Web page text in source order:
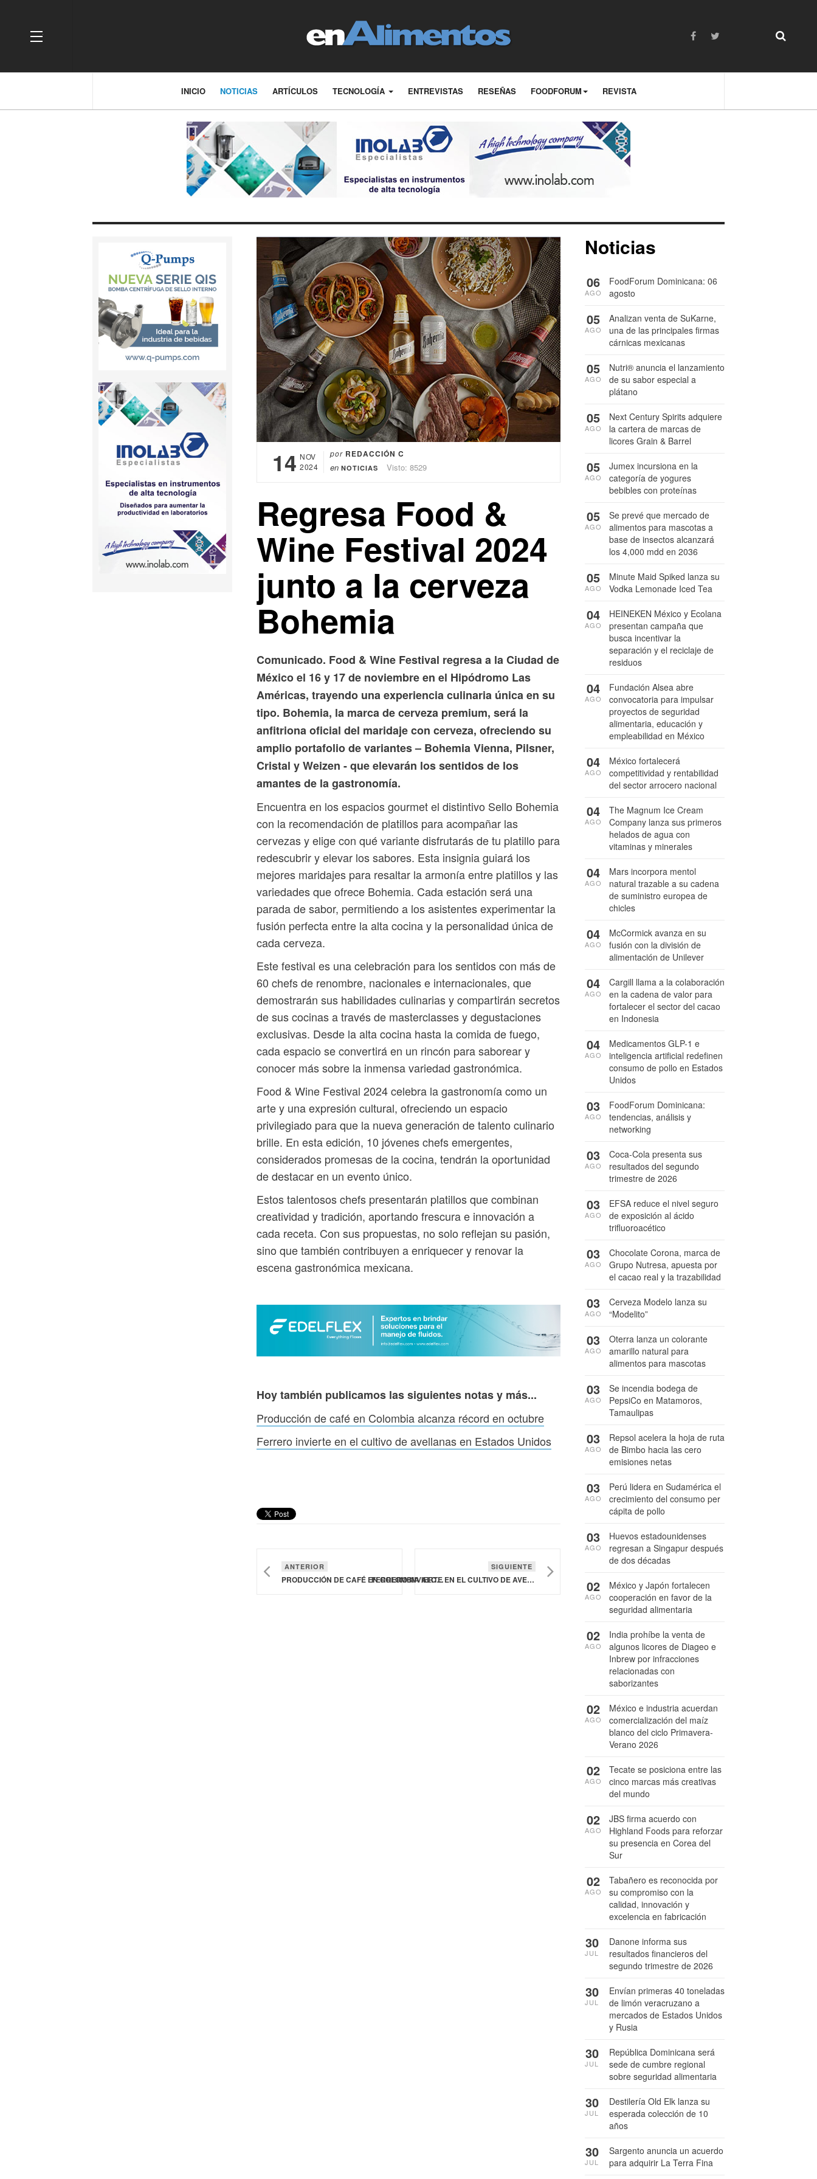
OFF CANVAS
INICIO NOTICIAS ARTÍCULOS TECNOLOGÍA ENTREVISTAS RESEÑAS FOODFORUM REVISTA
14 NOV
2024
por REDACCIÓN C
en NOTICIAS Visto: 8529
Regresa Food &
Wine Festival 2024
junto a la cerveza
Bohemia
Comunicado. Food & Wine Festival regresa a la Ciudad de
México el 16 y 17 de noviembre en el Hipódromo Las
Américas, trayendo una experiencia culinaria única en su
tipo. Bohemia, la marca de cerveza premium, será la
anfitriona oficial del maridaje con cerveza, ofreciendo su
amplio portafolio de variantes – Bohemia Vienna, Pilsner,
Cristal y Weizen - que elevarán los sentidos de los
amantes de la gastronomía.
Encuentra en los espacios gourmet el distintivo Sello Bohemia
con la recomendación de platillos para acompañar las
cervezas y elige con qué variante disfrutarás de tu platillo para
redescubrir y elevar los sabores. Esta insignia guiará los
mejores maridajes para resaltar la armonía entre platillos y las
variedades que ofrece Bohemia. Cada estación será una
parada de sabor, permitiendo a los asistentes experimentar la
fusión perfecta entre la alta cocina y la personalidad única de
cada cerveza.
Este festival es una celebración para los sentidos con más de
60 chefs de renombre, nacionales e internacionales, que
demostrarán sus habilidades culinarias y compartirán secretos
de sus cocinas a través de masterclasses y degustaciones
exclusivas. Desde la alta cocina hasta la comida de fuego,
cada espacio se convertirá en un rincón para saborear y
conocer más sobre la inmensa variedad gastronómica.
Food & Wine Festival 2024 celebra la gastronomía como un
arte y una expresión cultural, ofreciendo un espacio
privilegiado para que la nueva generación de talento culinario
brille. En esta edición, 10 jóvenes chefs emergentes,
considerados promesas de la cocina, tendrán la oportunidad
de destacar en un evento único.
Estos talentosos chefs presentarán platillos que combinan
creatividad y tradición, aportando frescura e innovación a
cada receta. Con sus propuestas, no solo reflejan su pasión,
sino que también contribuyen a enriquecer y renovar la
escena gastronómica mexicana.
Hoy también publicamos las siguientes notas y más...
Producción de café en Colombia alcanza récord en octubre
Ferrero invierte en el cultivo de avellanas en Estados Unidos
ANTERIOR
PRODUCCIÓN DE CAFÉ EN COLOMBIA ALCANZA RÉCORD EN OCTUBRE
SIGUIENTE
FERRERO INVIERTE EN EL CULTIVO DE AVELLANAS EN ESTADOS UNIDOS
Noticias
FoodForum Dominicana: 06
agosto
06
AGO
Analizan venta de SuKarne,
una de las principales firmas
cárnicas mexicanas
05
AGO
Nutri® anuncia el lanzamiento
de su sabor especial a
plátano
05
AGO
Next Century Spirits adquiere
la cartera de marcas de
licores Grain & Barrel
05
AGO
Jumex incursiona en la
categoría de yogures
bebibles con proteínas
05
AGO
Se prevé que mercado de
alimentos para mascotas a
base de insectos alcanzará
los 4,000 mdd en 2036
05
AGO
Minute Maid Spiked lanza su
Vodka Lemonade Iced Tea
05
AGO
HEINEKEN México y Ecolana
presentan campaña que
busca incentivar la
separación y el reciclaje de
residuos
04
AGO
Fundación Alsea abre
convocatoria para impulsar
proyectos de seguridad
alimentaria, educación y
empleabilidad en México
04
AGO
México fortalecerá
competitividad y rentabilidad
del sector arrocero nacional
04
AGO
The Magnum Ice Cream
Company lanza sus primeros
helados de agua con
vitaminas y minerales
04
AGO
Mars incorpora mentol
natural trazable a su cadena
de suministro europea de
chicles
04
AGO
McCormick avanza en su
fusión con la división de
alimentación de Unilever
04
AGO
Cargill llama a la colaboración
en la cadena de valor para
fortalecer el sector del cacao
en Indonesia
04
AGO
Medicamentos GLP-1 e
inteligencia artificial redefinen
consumo de pollo en Estados
Unidos
04
AGO
FoodForum Dominicana:
tendencias, análisis y
networking
03
AGO
Coca-Cola presenta sus
resultados del segundo
trimestre de 2026
03
AGO
EFSA reduce el nivel seguro
de exposición al ácido
trifluoroacético
03
AGO
Chocolate Corona, marca de
Grupo Nutresa, apuesta por
el cacao real y la trazabilidad
03
AGO
Cerveza Modelo lanza su
“Modelito”
03
AGO
Oterra lanza un colorante
amarillo natural para
alimentos para mascotas
03
AGO
Se incendia bodega de
PepsiCo en Matamoros,
Tamaulipas
03
AGO
Repsol acelera la hoja de ruta
de Bimbo hacia las cero
emisiones netas
03
AGO
Perú lidera en Sudamérica el
crecimiento del consumo per
cápita de pollo
03
AGO
Huevos estadounidenses
regresan a Singapur después
de dos décadas
03
AGO
México y Japón fortalecen
cooperación en favor de la
seguridad alimentaria
02
AGO
India prohíbe la venta de
algunos licores de Diageo e
Inbrew por infracciones
relacionadas con
saborizantes
02
AGO
México e industria acuerdan
comercialización del maíz
blanco del ciclo Primavera-
Verano 2026
02
AGO
Tecate se posiciona entre las
cinco marcas más creativas
del mundo
02
AGO
JBS firma acuerdo con
Highland Foods para reforzar
su presencia en Corea del
Sur
02
AGO
Tabañero es reconocida por
su compromiso con la
calidad, innovación y
excelencia en fabricación
02
AGO
Danone informa sus
resultados financieros del
segundo trimestre de 2026
30
JUL
Envían primeras 40 toneladas
de limón veracruzano a
mercados de Estados Unidos
y Rusia
30
JUL
República Dominicana será
sede de cumbre regional
sobre seguridad alimentaria
30
JUL
Destilería Old Elk lanza su
esperada colección de 10
años
30
JUL
Sargento anuncia un acuerdo
para adquirir La Terra Fina
30
JUL